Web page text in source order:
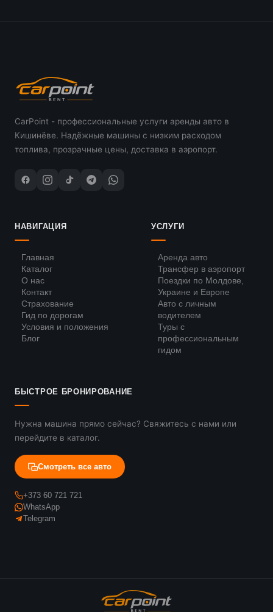
CarPoint - профессиональные услуги аренды авто в
Кишинёве. Надёжные машины с низким расходом
топлива, прозрачные цены, доставка в аэропорт.
НАВИГАЦИЯ
Главная
Каталог
О нас
Контакт
Страхование
Гид по дорогам
Условия и положения
Блог
УСЛУГИ
Аренда авто
Трансфер в аэропорт
Поездки по Молдове,
Украине и Европе
Авто с личным
водителем
Туры с
профессиональным
гидом
БЫСТРОЕ БРОНИРОВАНИЕ
Нужна машина прямо сейчас? Свяжитесь с нами или
перейдите в каталог.
Смотреть все авто
+373 60 721 721
WhatsApp
Telegram